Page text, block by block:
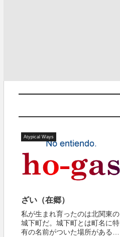
Atypical Ways
ざい（在郷）
私が生まれ育ったのは北関東の
城下町だ。城下町とは町名に特
有の名前がついた場所がある。